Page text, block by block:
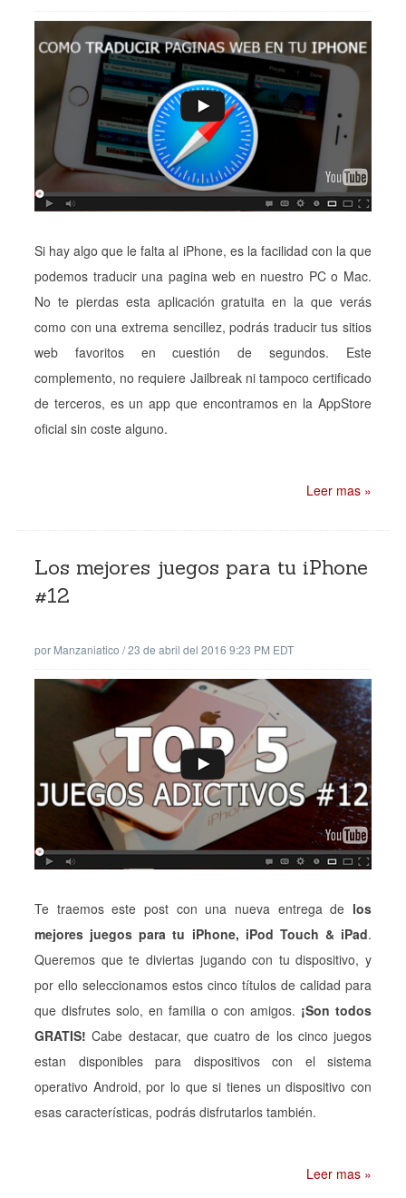
Si hay algo que le falta al iPhone, es la facilidad con la que
podemos traducir una pagina web en nuestro PC o Mac.
No te pierdas esta aplicación gratuita en la que verás
como con una extrema sencillez, podrás traducir tus sitios
web favoritos en cuestión de segundos. Este
complemento, no requiere Jailbreak ni tampoco certificado
de terceros, es un app que encontramos en la AppStore
oficial sin coste alguno.
Leer mas »
Los mejores juegos para tu iPhone
#12
por Manzaniatico /23 de abril del 2016 9:23 PM EDT
Te traemos este post con una nueva entrega de los
mejores juegos para tu iPhone, iPod Touch & iPad.
Queremos que te diviertas jugando con tu dispositivo, y
por ello seleccionamos estos cinco títulos de calidad para
que disfrutes solo, en familia o con amigos. ¡Son todos
GRATIS! Cabe destacar, que cuatro de los cinco juegos
estan disponibles para dispositivos con el sistema
operativo Android, por lo que si tienes un dispositivo con
esas características, podrás disfrutarlos también.
Leer mas »